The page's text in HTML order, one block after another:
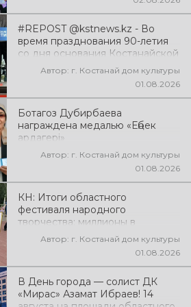
#REPOST @kstnews.kz - Во
время празднования 90-летия
со дня основания Костанайской
области подвели итоги 38-го
фестиваля самодеятельного
Автор: г. Костанай дом культуры
01.08.2026
Ботагоз Дубирбаева
награждена медалью «Еңбек
ардагері»
Автор: г. Костанай дом культуры
01.08.2026
КН: Итоги областного
фестиваля народного
творчества: миллионы в
культуруАвтор: г. Костанай дом культуры
01.08.2026
В День города — солист ДК
«Мирас» Азамат Ибраев! 14